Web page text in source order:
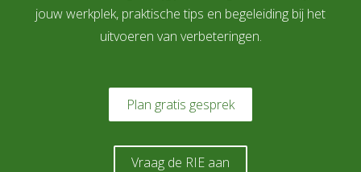
jouw werkplek, praktische tips en begeleiding bij het
uitvoeren van verbeteringen.
Plan gratis gesprek
Vraag de RIE aan